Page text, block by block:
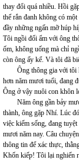
thay đổi quá nhiều. Hồi
thể rắn đanh không có
đầy những ngấn mỡ húp
Tôi ngồi đối ẩm với ông
ốm, không uống mà chỉ
còn ông ấy kể. Và tôi đã
Ông thông gia với tôi là
hơn năm mươi tuổi, đang
Ông ở vậy nuôi con khôn
Năm ông gần bảy
thành, ông gặp Nhí. Lúc
việc kiếm sống, đang
mươi năm nay. Câu
thông tin để xác thực,
Khốn kiếp! Tôi lại nghiến